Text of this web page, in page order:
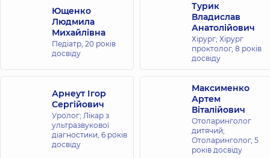
Ющенко
Людмила
Михайлівна
Педіатр, 20 років
досвіду
Турик
Владислав
Анатолійович
Хірург; Хірург
проктолог, 8 років
досвіду
Арнеут Ігор
Сергійович
Уролог; Лікар з
ультразвукової
діагностики, 6 років
досвіду
Максименко
Артем
Віталійович
Отоларинголог
дитячий;
Отоларинголог, 5
років досвіду